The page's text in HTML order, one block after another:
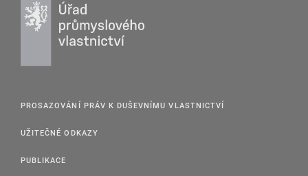
PROSAZOVÁNÍ PRÁV K DUŠEVNÍMU VLASTNICTVÍ
UŽITEČNÉ ODKAZY
PUBLIKACE